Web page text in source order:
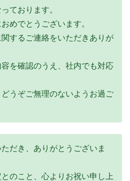
ております。
めでとうございます。
するご連絡をいただきありが
を確認のうえ、社内でも対応
うぞご無理のないようお過ご
だき、ありがとうございま
のこと、心よりお祝い申し上